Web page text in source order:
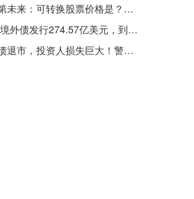
未来：可转换股票价格是？贾
外债发行274.57亿美元，到期
退市，投资人损失巨大！警惕